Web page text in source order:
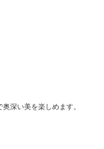
深い美を楽しめます。